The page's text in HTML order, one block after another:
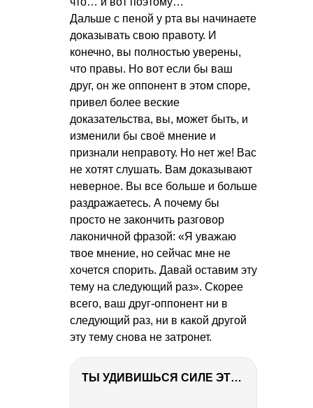
Дальше с пеной у рта вы начинаете
доказывать свою правоту. И
конечно, вы полностью уверены,
что правы. Но вот если бы ваш
друг, он же оппонент в этом споре,
привел более веские
доказательства, вы, может быть, и
изменили бы своё мнение и
признали неправоту. Но нет же! Вас
не хотят слушать. Вам доказывают
неверное. Вы все больше и больше
раздражаетесь. А почему бы
просто не закончить разговор
лаконичной фразой: «Я уважаю
твое мнение, но сейчас мне не
хочется спорить. Давай оставим эту
тему на следующий раз». Скорее
всего, ваш друг-оппонент ни в
следующий раз, ни в какой другой
эту тему снова не затронет.
ТЫ УДИВИШЬСЯ СИЛЕ ЭТО ЧЕЛОВЕКА! Блог о нашей поездке в Вышний Волочек